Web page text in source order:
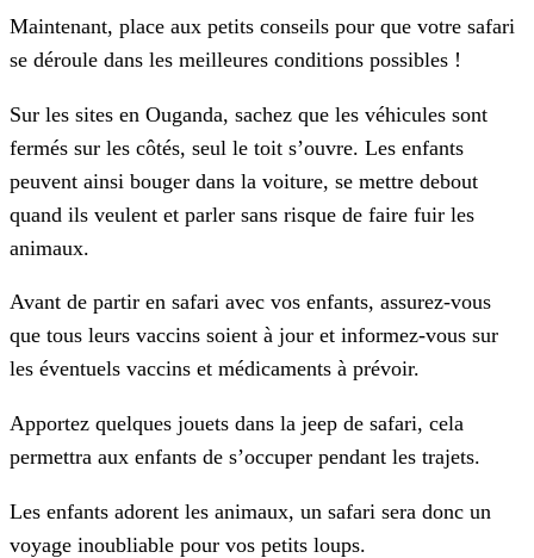
Maintenant, place aux petits conseils pour que votre safari
se déroule dans les meilleures conditions possibles !
Sur les sites en Ouganda, sachez que les véhicules sont
fermés sur les côtés, seul le toit s’ouvre. Les enfants
peuvent ainsi bouger dans la voiture, se mettre debout
quand ils veulent et parler sans risque de faire fuir les
animaux.
Avant de partir en safari avec vos enfants, assurez-vous
que tous leurs vaccins soient à jour et informez-vous sur
les éventuels vaccins et médicaments à prévoir.
Apportez quelques jouets dans la jeep de safari, cela
permettra aux enfants de s’occuper pendant les trajets.
Les enfants adorent les animaux, un safari sera donc un
voyage inoubliable pour vos petits loups.